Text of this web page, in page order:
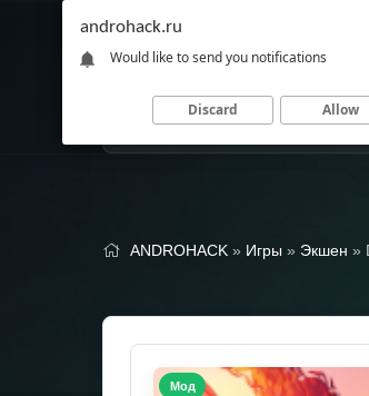
Andro
HACK
и
Главная Игры
ANDROHACK » Игры » Экшен »
Мод
androhack.ru
Would like to send you notifications
Discard Allow